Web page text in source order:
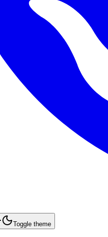
Toggle theme